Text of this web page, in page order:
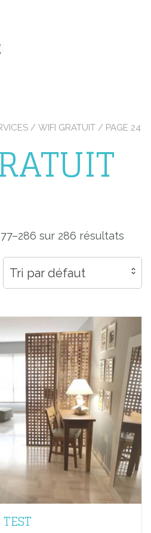
/ WIFI GRATUIT / PAGE 24
sur 286 résultats
Tri par défaut
TEST